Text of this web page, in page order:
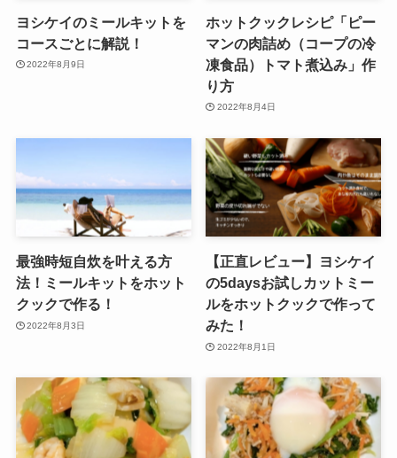
ヨシケイのミールキットを
コースごとに解説！
2022年8月9日
ホットクックレシピ「ピー
マンの肉詰め（コープの冷
凍食品）トマト煮込み」作
り方
2022年8月4日
最強時短自炊を叶える方
法！ミールキットをホット
クックで作る！
2022年8月3日
【正直レビュー】ヨシケイ
の5daysお試しカットミー
ルをホットクックで作って
みた！
2022年8月1日